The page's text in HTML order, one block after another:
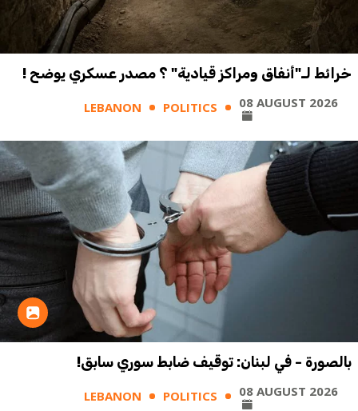
خرائط لـ"أنفاق ومراكز قيادية" ؟ مصدر عسكري يوضح !
LEBANON POLITICS 08 AUGUST 2026
بالصورة - في لبنان: توقيف ضابط سوري سابق!
LEBANON POLITICS 08 AUGUST 2026